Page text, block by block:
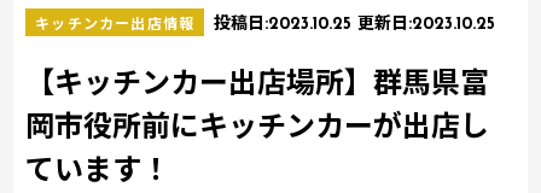
キッチンカー出店情報 投稿日:2023.10.25 更新日:2023.10.25
【キッチンカー出店場所】群馬県富
岡市役所前にキッチンカーが出店し
ています！